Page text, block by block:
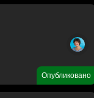
Опубликовано